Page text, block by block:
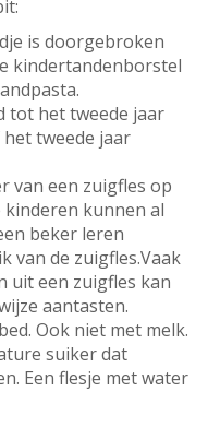
is doorgebroken
kindertandenborstel
tot het tweede jaar
tweede jaar
van een zuigfles op
kunnen al
beker leren
van de zuigfles.Vaak
uit een zuigfles kan
aantasten.
Ook niet met melk.
suiker dat
Een flesje met water